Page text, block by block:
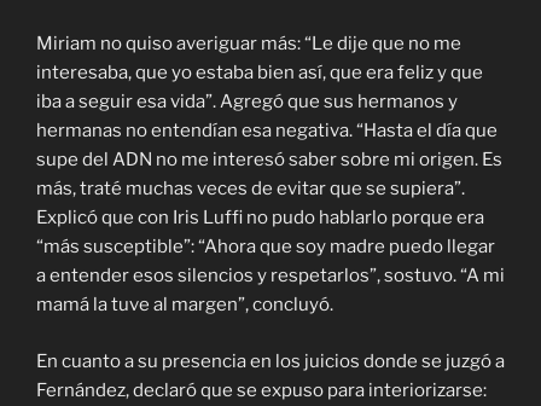
Miriam no quiso averiguar más: “Le dije que no me
interesaba, que yo estaba bien así, que era feliz y que
iba a seguir esa vida”. Agregó que sus hermanos y
hermanas no entendían esa negativa. “Hasta el día que
supe del ADN no me interesó saber sobre mi origen. Es
más, traté muchas veces de evitar que se supiera”.
Explicó que con Iris Luffi no pudo hablarlo porque era
“más susceptible”: “Ahora que soy madre puedo llegar
a entender esos silencios y respetarlos”, sostuvo. “A mi
mamá la tuve al margen”, concluyó.
En cuanto a su presencia en los juicios donde se juzgó a
Fernández, declaró que se expuso para interiorizarse: